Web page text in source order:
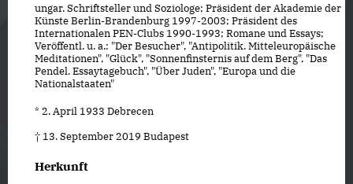
ungar. Schriftsteller und Soziologe; Präsident der Akademie der
Künste Berlin-Brandenburg 1997-2003; Präsident des
Internationalen PEN-Clubs 1990-1993; Romane und Essays;
Veröffentl. u. a.: "Der Besucher", "Antipolitik. Mitteleuropäische
Meditationen", "Glück", "Sonnenfinsternis auf dem Berg", "Das
Pendel. Essaytagebuch", "Über Juden", "Europa und die
Nationalstaaten"
* 2. April 1933 Debrecen
† 13. September 2019 Budapest
Herkunft